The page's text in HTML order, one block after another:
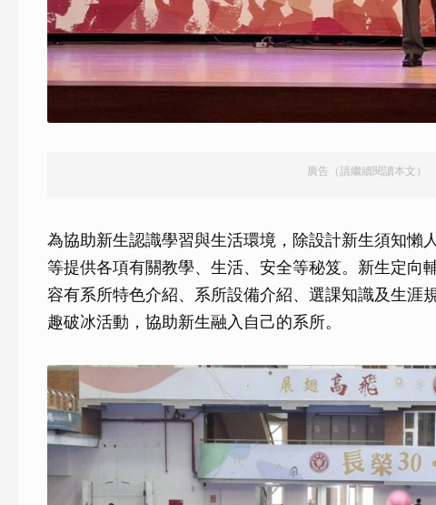
廣告（請繼續閱讀本文）
為協助新生認識學習與生活環境，除設計新生須知懶
等提供各項有關教學、生活、安全等秘笈。新生定向
容有系所特色介紹、系所設備介紹、選課知識及生涯
趣破冰活動，協助新生融入自己的系所。